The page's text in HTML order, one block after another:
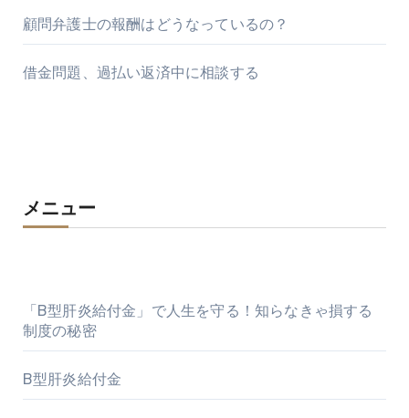
顧問弁護士の報酬はどうなっているの？
借金問題、過払い返済中に相談する
メニュー
「B型肝炎給付金」で人生を守る！知らなきゃ損する
制度の秘密
B型肝炎給付金